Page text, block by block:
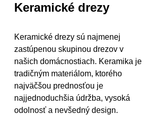
Keramické drezy
Keramické drezy sú najmenej
zastúpenou skupinou drezov v
našich domácnostiach. Keramika je
tradičným materiálom, ktorého
najväčšou prednosťou je
najjednoduchšia údržba, vysoká
odolnosť a nevšedný design.